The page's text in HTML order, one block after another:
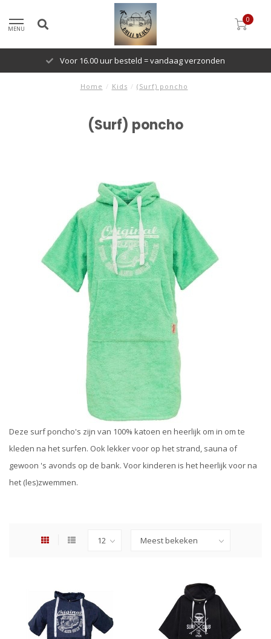
MENU
0
Voor 16.00 uur besteld = vandaag verzonden
Home / Kids / (Surf) poncho
(Surf) poncho
Deze surf poncho's zijn van 100% katoen en heerlijk om in om te
kleden na het surfen. Ook lekker voor op het strand, sauna of
gewoon 's avonds op de bank. Voor kinderen is het heerlijk voor na
het (les)zwemmen.